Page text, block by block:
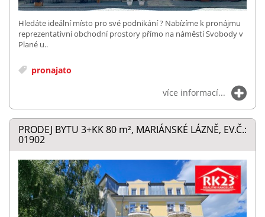
Hledáte ideální místo pro své podnikání ? Nabízíme k pronájmu
reprezentativní obchodní prostory přímo na náměstí Svobody v
Plané u..
pronajato
více informací...
PRODEJ BYTU 3+KK 80 m², MARIÁNSKÉ LÁZNĚ, EV.Č.:
01902